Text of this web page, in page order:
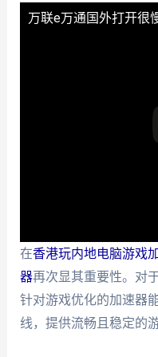
万联e万通国外打开很
在香港玩内地电脑游戏
器再次显其重要性。对
针对游戏优化的加速器
线，提供流畅且稳定的